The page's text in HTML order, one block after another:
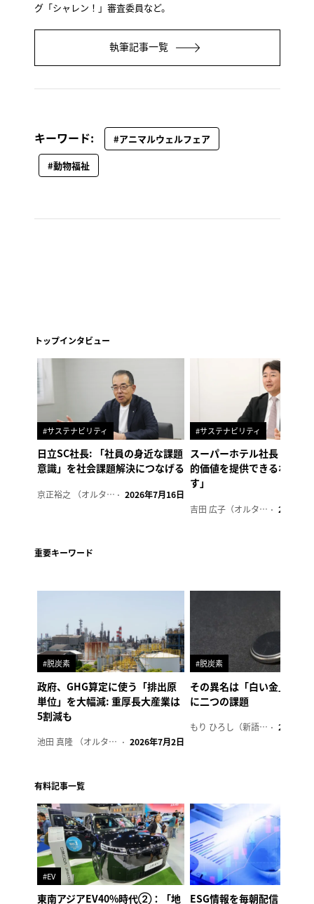
グ「シャレン！」審査委員など。
執筆記事一覧
キーワード:
#アニマルウェルフェア
#動物福祉
トップインタビュー
#サステナビリティ
日立SC社長: 「社員の身近な課題
意識」を社会課題解決につなげる
京正裕之 （オルタナ副編集長） 2026年7月16日
#サステナビリティ
スーパーホテル社長「地域
的価値を提供できるホテル
す」
吉田 広子（オルタナ輪番編集長） 2026年6
重要キーワード
#脱炭素
政府、GHG算定に使う「排出原
単位」を大幅減: 重厚長大産業は
5割減も
池田 真隆 （オルタナ輪番編集長） 2026年7月2日
#脱炭素
その異名は「白い金」、リ
に二つの課題
もり ひろし（新語ウォッチャー） 2023年7
有料記事一覧
#EV
東南アジアEV40%時代②：「地
ESG情報を毎朝配信「オル